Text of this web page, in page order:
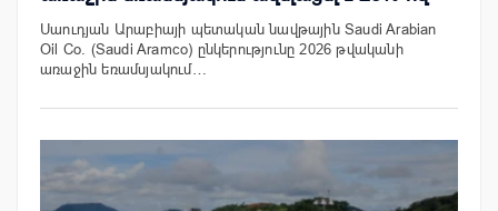
Սաուդյան Արաբիայի պետական նավթային Saudi Arabian
Oil Co. (Saudi Aramco) ընկերությունը 2026 թվականի
առաջին եռամսյակում…